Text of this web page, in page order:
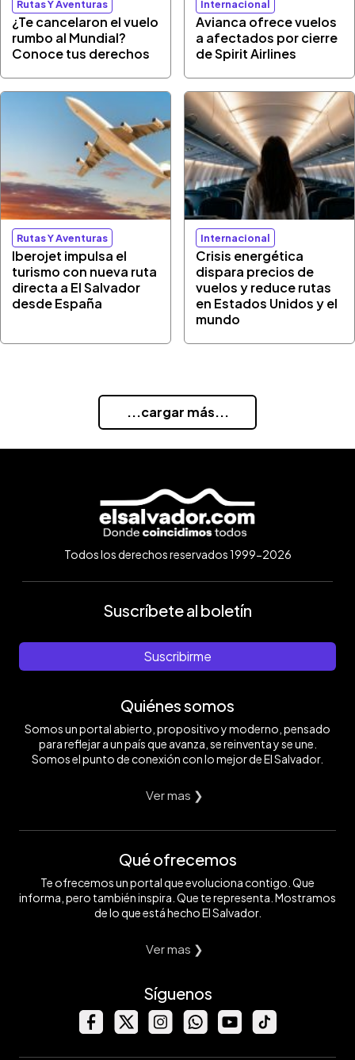
Rutas Y Aventuras
¿Te cancelaron el vuelo
rumbo al Mundial?
Conoce tus derechos
Internacional
Avianca ofrece vuelos
a afectados por cierre
de Spirit Airlines
Rutas Y Aventuras
Iberojet impulsa el
turismo con nueva ruta
directa a El Salvador
desde España
Internacional
Crisis energética
dispara precios de
vuelos y reduce rutas
en Estados Unidos y el
mundo
...cargar más...
Todos los derechos reservados 1999-2026
Suscríbete al boletín
Suscribirme
Quiénes somos
Somos un portal abierto, propositivo y moderno, pensado
para reflejar a un país que avanza, se reinventa y se une.
Somos el punto de conexión con lo mejor de El Salvador.
Ver mas ❯
Qué ofrecemos
Te ofrecemos un portal que evoluciona contigo. Que
informa, pero también inspira. Que te representa. Mostramos
de lo que está hecho El Salvador.
Ver mas ❯
Síguenos